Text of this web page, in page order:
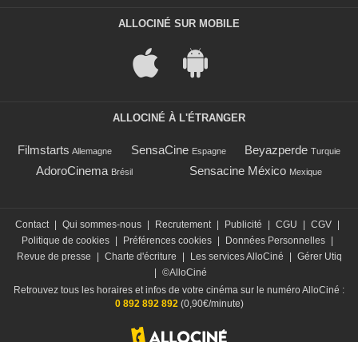
ALLOCINÉ SUR MOBILE
ALLOCINÉ À L'ÉTRANGER
Filmstarts Allemagne SensaCine Espagne Beyazperde Turquie
AdoroCinema Brésil Sensacine México Mexique
Contact Qui sommes-nous Recrutement Publicité CGU CGV
Politique de cookies
Préférences cookies Données Personnelles
Revue de presse
Charte d'écriture Les services AlloCiné
Gérer Utiq
©AlloCiné
Retrouvez tous les horaires et infos de votre cinéma sur le numéro AlloCiné :
0 892 892 892(0,90€/minute)